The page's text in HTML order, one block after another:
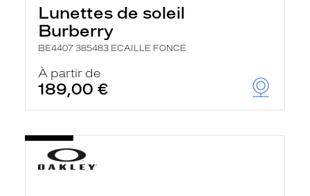
Lunettes de soleil
Burberry
BE4407 385483 ECAILLE FONCE
À partir de
189,00 €